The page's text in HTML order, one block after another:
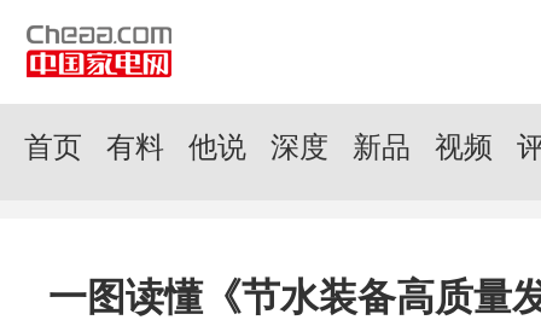
首页 有料 他说 深度 新品 视频
一图读懂《节水装备高质量